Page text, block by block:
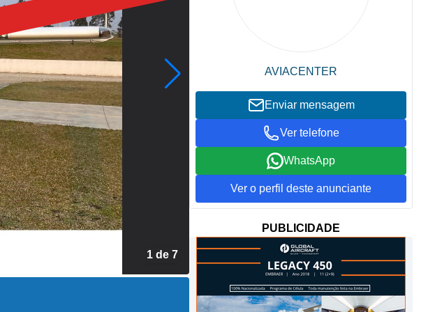
1 de 7
AVIACENTER
Enviar mensagem
Ver telefone
WhatsApp
Ver o perfil deste anunciante
PUBLICIDADE